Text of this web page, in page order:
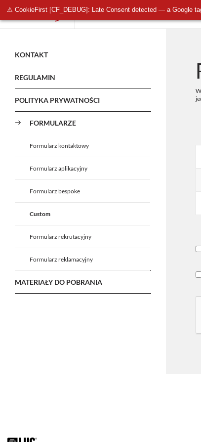
⚠ CookieFirst [CF_DEBUG]: Late Consent detected — a Google
KONTAKT
REGULAMIN
POLITYKA PRYWATNOŚCI
FORMULARZE
Formularz kontaktowy
Formularz aplikacyjny
Formularz bespoke
Custom
Formularz rekrutacyjny
Formularz reklamacyjny
MATERIAŁY DO POBRANIA